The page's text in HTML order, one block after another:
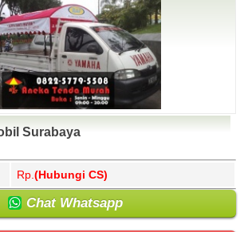
Surabaya
Rp. (Hubungi CS)
Chat Whatsapp